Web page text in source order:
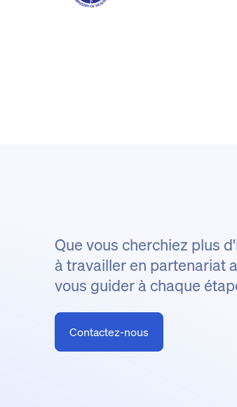
Que vous cherchiez plus
à travailler en partenariat
vous guider à chaque
Contactez-nous